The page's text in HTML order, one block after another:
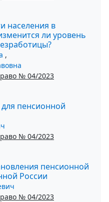
населения в
ли уровень
,
№ 04/2023
пенсионной
№ 04/2023
пенсионной
России
№ 04/2023